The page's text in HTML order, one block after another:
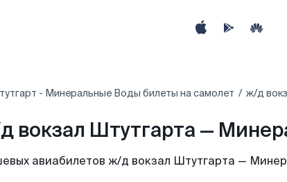
- Минеральные Воды билеты на самолет ж/д
вокзал Штутгарта —
авиабилетов ж/д вокзал Штутгарта —